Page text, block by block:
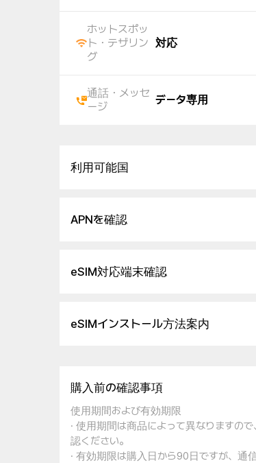
ホットスポッ
ト・テザリン
グ
対応
通話・メッセ
ージ
データ専用
利用可能国
APNを確認
eSIM対応端末確認
eSIMインストール方法案内
購入前の確認事項
使用期間および有効期限
· 使用期間は商品によって異なりますの
認ください。
· 有効期限は購入日から90日ですが、通